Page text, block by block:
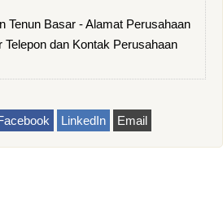
Tenun Basar - Alamat Perusahaan
Telepon dan Kontak Perusahaan
LinkedIn Email